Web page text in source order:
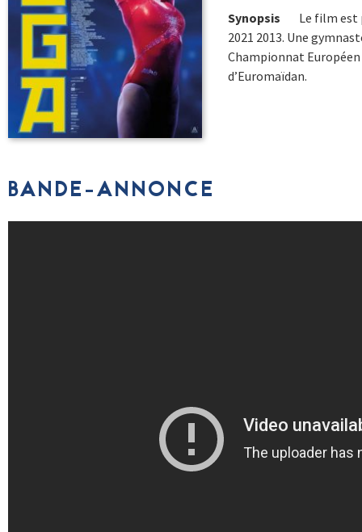
Synopsis
Le film est
2021 2013. Une
Championnat Européen
d’Euromaïdan.
BANDE-ANNONCE